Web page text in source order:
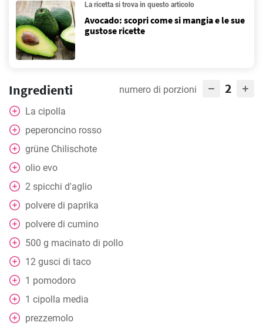
La ricetta si trova in questo articolo
Avocado: scopri come si mangia e le sue
gustose ricette
Ingredienti numero di porzioni 2
La cipolla
peperoncino rosso
grüne Chilischote
olio evo
2 spicchi d'aglio
polvere di paprika
polvere di cumino
500 g macinato di pollo
12 gusci di taco
1 pomodoro
1 cipolla media
prezzemolo